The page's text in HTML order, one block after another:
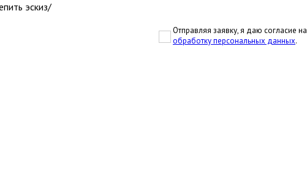
эскиз/
Отправляя заявку, я даю согласие на
обработку персональных данных.